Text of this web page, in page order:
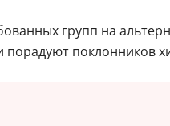
групп на
поклонников